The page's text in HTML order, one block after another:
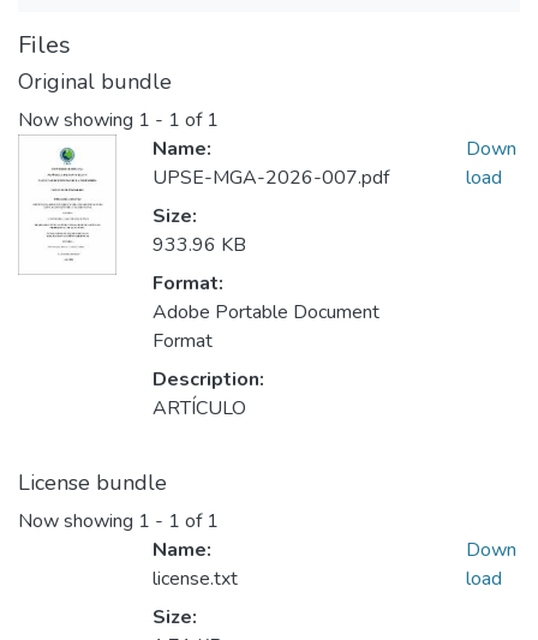
Files
Original bundle
Now showing 1 - 1 of 1
Name:
UPSE-MGA-2026-007.pdf
Size:
933.96 KB
Format:
Adobe Portable Document
Format
Description:
ARTÍCULO
Down
load
License bundle
Now showing 1 - 1 of 1
Name:
license.txt
Size:
Down
load